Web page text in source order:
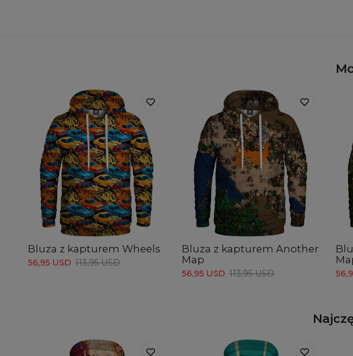
Bluza z kapturem Wheels
56,95 USD 113,95 USD
Bluza z kapturem Another
Map
56,95 USD 113,95 USD